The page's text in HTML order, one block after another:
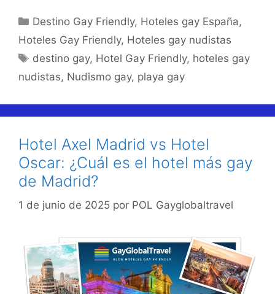
Categorías
Destino Gay Friendly, Hoteles gay España,
Hoteles Gay Friendly, Hoteles gay nudistas
Etiquetas
destino gay, Hotel Gay Friendly, hoteles gay
nudistas, Nudismo gay, playa gay
Hotel Axel Madrid vs Hotel
Oscar: ¿Cuál es el hotel más gay
de Madrid?
1 de junio de 2025 por POL Gayglobaltravel